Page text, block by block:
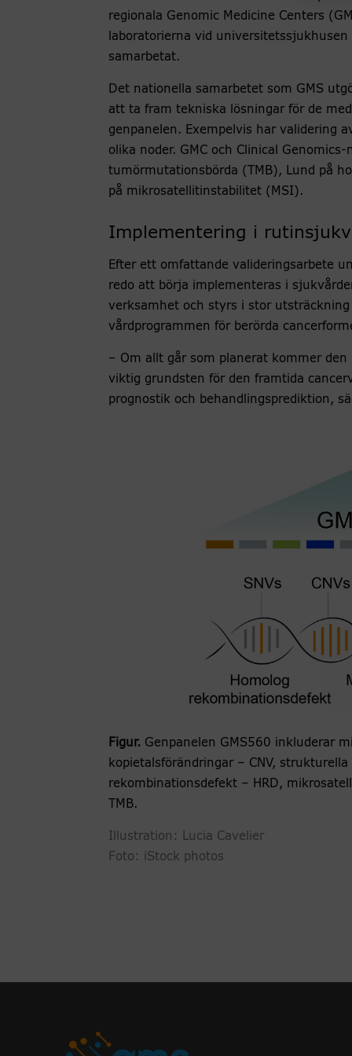
regionala Genomic Medicine Centers
laboratorierna vid
samarbetat.
Det nationella samarbetet som GMS
att ta fram tekniska lösningar för de
genpanelen. Exempelvis har validering
olika noder. GMC och Clinical
tumörmutationsbörda (TMB), Lund på
på mikrosatellitinstabilitet (MSI).
Implementering i
Efter ett omfattande valideringsarbete
redo att börja implementeras i
verksamhet och styrs i stor
vårdprogrammen för berörda
– Om allt går som planerat kommer
viktig grundsten för den framtida
prognostik och behandlingsprediktion,
Figur. Genpanelen GMS560 inkluderar
kopietalsförändringar – CNV,
rekombinationsdefekt – HRD,
TMB.
Illustration: Lucia Cavelier
Foto: iStock photos